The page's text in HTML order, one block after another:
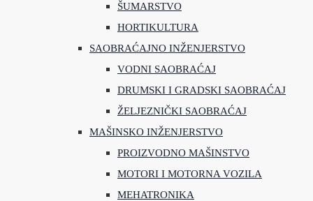
ŠUMARSTVO
HORTIKULTURA
SAOBRAĆAJNO INŽENJERSTVO
VODNI SAOBRAĆAJ
DRUMSKI I GRADSKI SAOBRAĆAJ
ŽELJEZNIČKI SAOBRAĆAJ
MAŠINSKO INŽENJERSTVO
PROIZVODNO MAŠINSTVO
MOTORI I MOTORNA VOZILA
MEHATRONIKA